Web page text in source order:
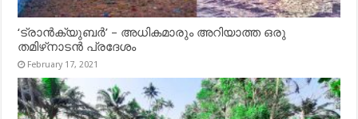
‘ട്രാൻക്യുബർ’ – അധികമാരും അറിയാത്ത ഒരു
തമിഴ്‌നാടൻ പ്രദേശം
February 17, 2021